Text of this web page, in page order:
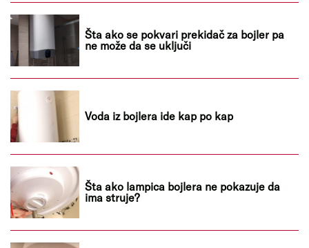
Šta ako se pokvari prekidač za bojler pa
ne može da se uključi
Voda iz bojlera ide kap po kap
Šta ako lampica bojlera ne pokazuje da
ima struje?